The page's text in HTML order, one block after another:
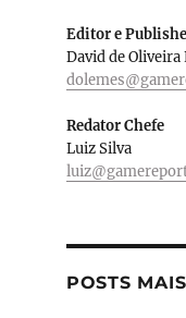
Editor e
David de Oliveira
Redator Chefe
Luiz Silva
POSTS